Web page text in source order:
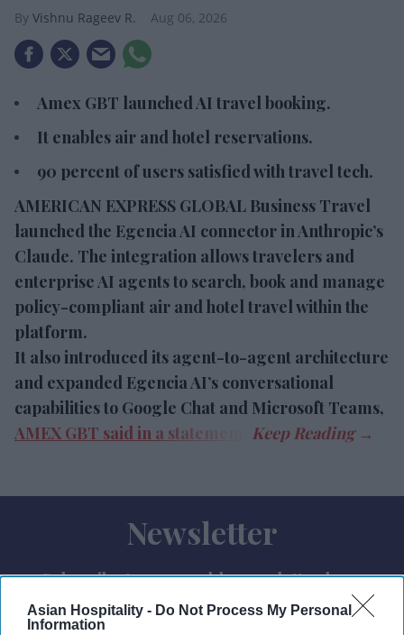
Asian Hospitality - Do Not Process My Personal
Information
Vishnu Rageev R. Aug 06, 2026
Amex GBT launched AI travel booking.
It enables air and hotel reservations.
90 percent of users satisfied with travel tech.
AMERICAN EXPRESS GLOBAL Business Travel
launched the Egencia AI connector in Anthropic’s
Claude. The integration allows travelers and
enterprise AI agents to search, book and manage
policy-compliant air and hotel travel within the
platform.
It also introduced its agent-to-agent architecture
and expanded Egencia AI’s conversational
capabilities to Google Chat and Microsoft Teams,
AMEX GBT said in a statement
Newsletter
Subscribe to our weekly newsletter here